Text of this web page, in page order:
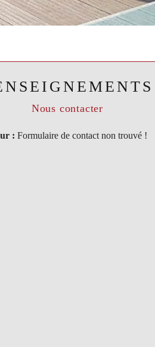
Nous contacter
: Formulaire de contact non trouvé !